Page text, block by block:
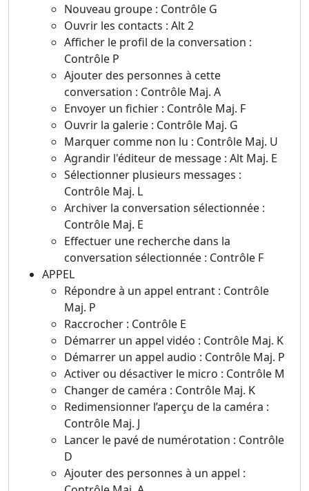
Nouveau groupe : Contrôle G
Ouvrir les contacts : Alt 2
Afficher le profil de la conversation :
Contrôle P
Ajouter des personnes à cette
conversation : Contrôle Maj. A
Envoyer un fichier : Contrôle Maj. F
Ouvrir la galerie : Contrôle Maj. G
Marquer comme non lu : Contrôle Maj. U
Agrandir l'éditeur de message : Alt Maj. E
Sélectionner plusieurs messages :
Contrôle Maj. L
Archiver la conversation sélectionnée :
Contrôle Maj. E
Effectuer une recherche dans la
conversation sélectionnée : Contrôle F
APPEL
Répondre à un appel entrant : Contrôle
Maj. P
Raccrocher : Contrôle E
Démarrer un appel vidéo : Contrôle Maj. K
Démarrer un appel audio : Contrôle Maj. P
Activer ou désactiver le micro : Contrôle M
Changer de caméra : Contrôle Maj. K
Redimensionner l’aperçu de la caméra :
Contrôle Maj. J
Lancer le pavé de numérotation : Contrôle
D
Ajouter des personnes à un appel :